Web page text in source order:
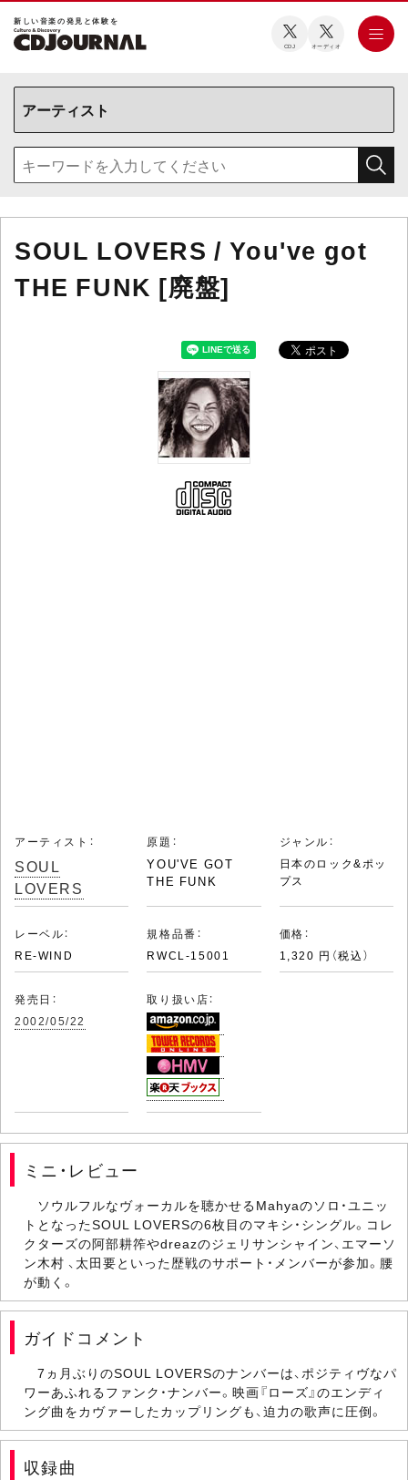
新しい⾳楽の発⾒と体験を
CDJ オーディオ
SOUL LOVERS / You've got
THE FUNK [廃盤]
アーティスト：
SOUL
LOVERS
原題：
YOU'VE GOT
THE FUNK
ジャンル：
日本のロック&ポッ
プス
レーベル：
RE-WIND
規格品番：
RWCL-15001
価格：
1,320 円（税込）
発売日：
2002/05/22
取り扱い店：
ミニ・レビュー
ソウルフルなヴォーカルを聴かせるMahyaのソロ・ユニッ
トとなったSOUL LOVERSの6枚目のマキシ・シングル。コレ
クターズの阿部耕筰やdreazのジェリサンシャイン、エマーソ
ン木村 、太田要といった歴戦のサポート・メンバーが参加。腰
が動く。
ガイドコメント
7ヵ月ぶりのSOUL LOVERSのナンバーは、ポジティヴなパ
ワーあふれるファンク・ナンバー。映画『ローズ』のエンディ
ング曲をカヴァーしたカップリングも、迫力の歌声に圧倒。
収録曲